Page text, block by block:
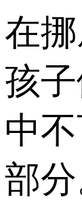
在
孩
中
部